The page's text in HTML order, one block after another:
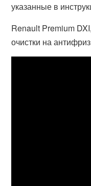
указанные в
Renault Premium
очистки на